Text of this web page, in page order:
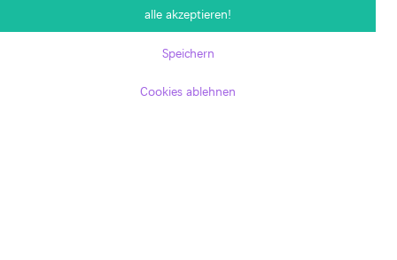
alle akzeptieren!
Speichern
Cookies ablehnen